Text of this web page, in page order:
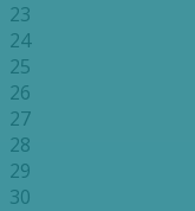
23
24
25
26
27
28
29
30